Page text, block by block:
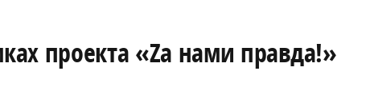
проекта «Zа нами правда!»